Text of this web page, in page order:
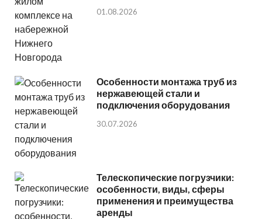
01.08.2026
Особенности монтажа труб из
нержавеющей стали и
подключения оборудования
30.07.2026
Телескопические погрузчики:
особенности, виды, сферы
применения и преимущества
аренды